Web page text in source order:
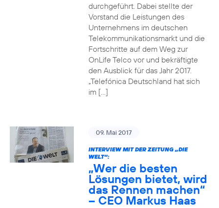
durchgeführt. Dabei stellte der
Vorstand die Leistungen des
Unternehmens im deutschen
Telekommunikationsmarkt und die
Fortschritte auf dem Weg zur
OnLife Telco vor und bekräftigte
den Ausblick für das Jahr 2017.
„Telefónica Deutschland hat sich
im […]
09. Mai 2017
INTERVIEW MIT DER ZEITUNG „DIE
WELT“:
„Wer die besten
Lösungen bietet, wird
das Rennen machen“
– CEO Markus Haas